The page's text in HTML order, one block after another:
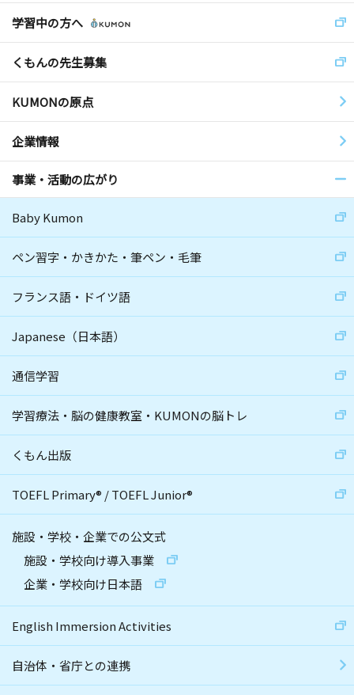
学習中の方へ
くもんの先生募集
KUMONの原点
企業情報
事業・活動の広がり
Baby Kumon
ペン習字・かきかた・筆ペン・毛筆
フランス語・ドイツ語
Japanese（日本語）
通信学習
学習療法・脳の健康教室・KUMONの脳トレ
くもん出版
TOEFL Primary® /TOEFL Junior®
施設・学校・企業での公文式
施設・学校向け導入事業
企業・学校向け日本語
English Immersion Activities
自治体・省庁との連携